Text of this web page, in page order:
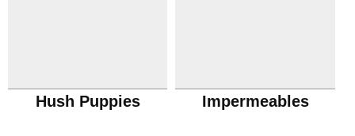
Hush Puppies Impermeables